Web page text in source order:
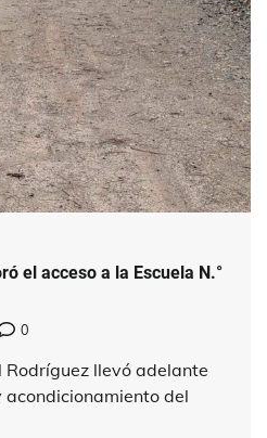
el acceso a la Escuela N.°
0
Rodríguez llevó adelante
del